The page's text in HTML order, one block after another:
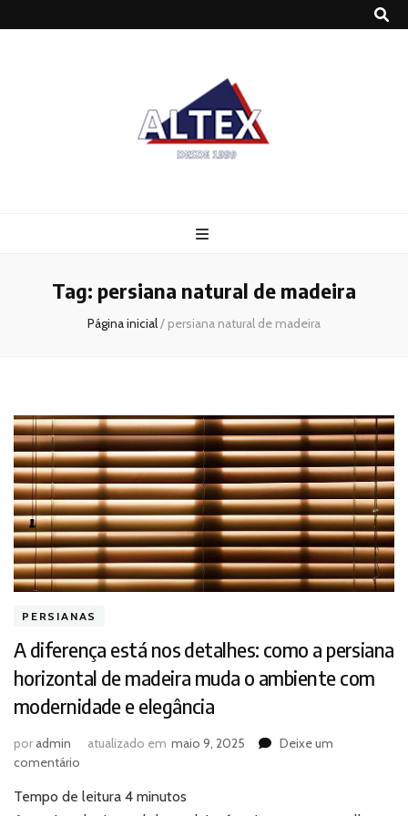
Tag: persiana natural de madeira
Página inicial/ persiana natural de madeira
PERSIANAS
A diferença está nos detalhes: como a persiana
horizontal de madeira muda o ambiente com
modernidade e elegância
poradmin atualizado em maio 9, 2025
Deixe um
comentário
diferença
Tempo de leitura 4 minutos